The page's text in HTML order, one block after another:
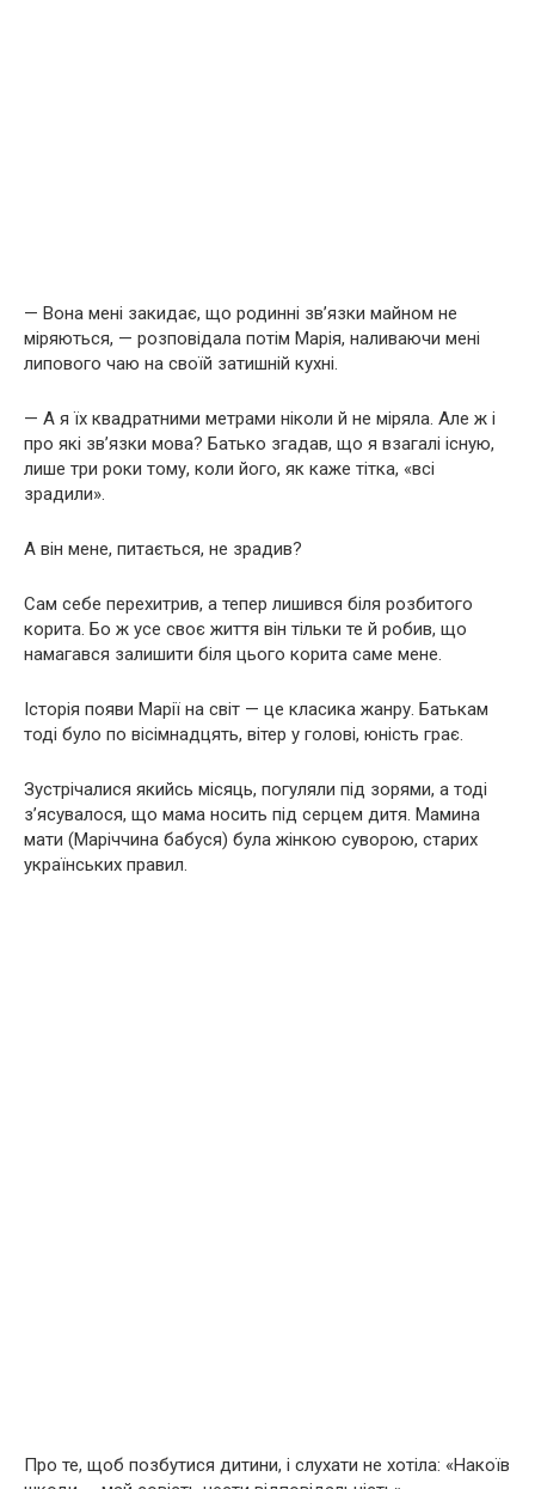
— Вона мені закидає, що родинні зв’язки майном не
міряються, — розповідала потім Марія, наливаючи мені
липового чаю на своїй затишній кухні.
— А я їх квадратними метрами ніколи й не міряла. Але ж і
про які зв’язки мова? Батько згадав, що я взагалі існую,
лише три роки тому, коли його, як каже тітка, «всі
зрадили».
А він мене, питається, не зрадив?
Сам себе перехитрив, а тепер лишився біля розбитого
корита. Бо ж усе своє життя він тільки те й робив, що
намагався залишити біля цього корита саме мене.
Історія появи Марії на світ — це класика жанру. Батькам
тоді було по вісімнадцять, вітер у голові, юність грає.
Зустрічалися якийсь місяць, погуляли під зорями, а тоді
з’ясувалося, що мама носить під серцем дитя. Мамина
мати (Маріччина бабуся) була жінкою суворою, старих
українських правил.
Про те, щоб позбутися дитини, і слухати не хотіла: «Накоїв